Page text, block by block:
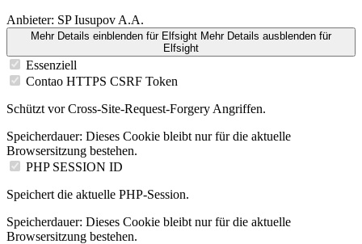
Anbieter: SP Iusupov A.A.
Mehr Details einblenden für Elfsight Mehr Details ausblenden für
Elfsight
Essenziell
Contao HTTPS CSRF Token
Schützt vor Cross-Site-Request-Forgery Angriffen.
Speicherdauer: Dieses Cookie bleibt nur für die aktuelle
Browsersitzung bestehen.
PHP SESSION ID
Speichert die aktuelle PHP-Session.
Speicherdauer: Dieses Cookie bleibt nur für die aktuelle
Browsersitzung bestehen.